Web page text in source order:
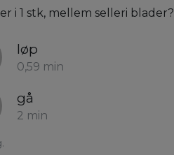
i 1 stk, mellem selleri blader?
løp
0,59 min
gå
2 min